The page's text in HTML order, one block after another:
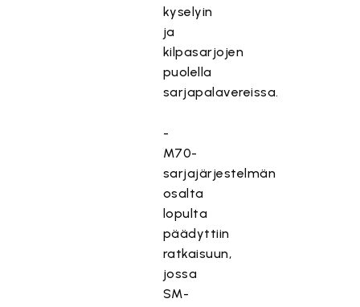
kyselyin
ja
kilpasarjojen
puolella
sarjapalavereissa.
-
M70-
sarjajärjestelmän
osalta
lopulta
päädyttiin
ratkaisuun,
jossa
SM-